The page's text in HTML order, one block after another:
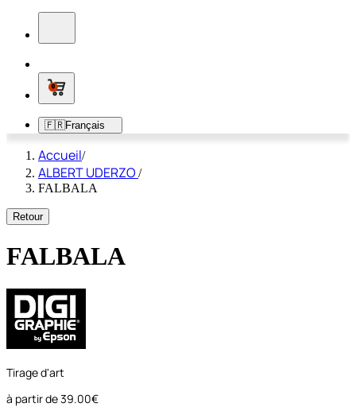
0
🇫🇷Français
Accueil/
ALBERT UDERZO /
FALBALA
Retour
FALBALA
Tirage d'art
à partir de39.00€